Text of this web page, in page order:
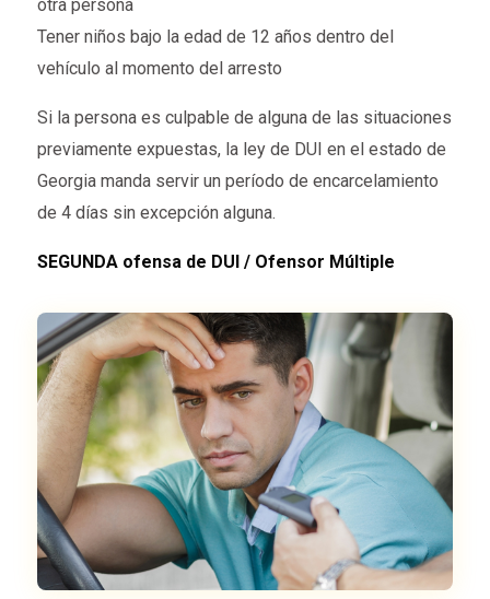
otra persona
Tener niños bajo la edad de 12 años dentro del
vehículo al momento del arresto
Si la persona es culpable de alguna de las situaciones
previamente expuestas, la ley de DUI en el estado de
Georgia manda servir un período de encarcelamiento
de 4 días sin excepción alguna.
SEGUNDA ofensa de DUI / Ofensor Múltiple